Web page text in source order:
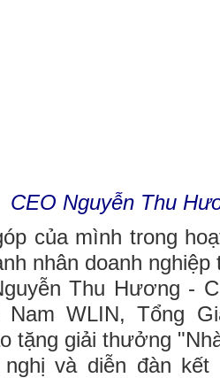
CEO Nguyễn Thu
của mình trong
nhân doanh
Thu Hương -
WLIN, Tổng
tặng giải thưởng
và diễn đàn kết